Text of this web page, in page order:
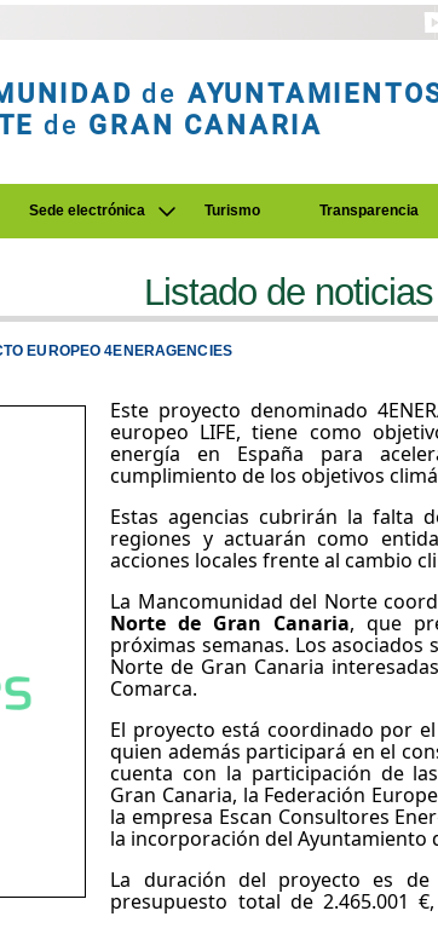
de
de GRAN CANARIA
Sede electrónica Turismo Transparencia
Listado de noticias
EUROPEO 4ENERAGENCIES
Este proyecto denominado
europeo LIFE, tiene como
energía en España para
cumplimiento de los objetivos
Estas agencias cubrirán la falta
regiones y actuarán como
acciones locales frente al cambio
La Mancomunidad del Norte
Norte de Gran Canaria, que
próximas semanas. Los
Norte de Gran Canaria
Comarca.
El proyecto está coordinado por
quien además participará en el
cuenta con la participación de
Gran Canaria, la Federación
la empresa Escan Consultores
la incorporación del Ayuntamiento
La duración del proyecto es
presupuesto total de 2.465.001